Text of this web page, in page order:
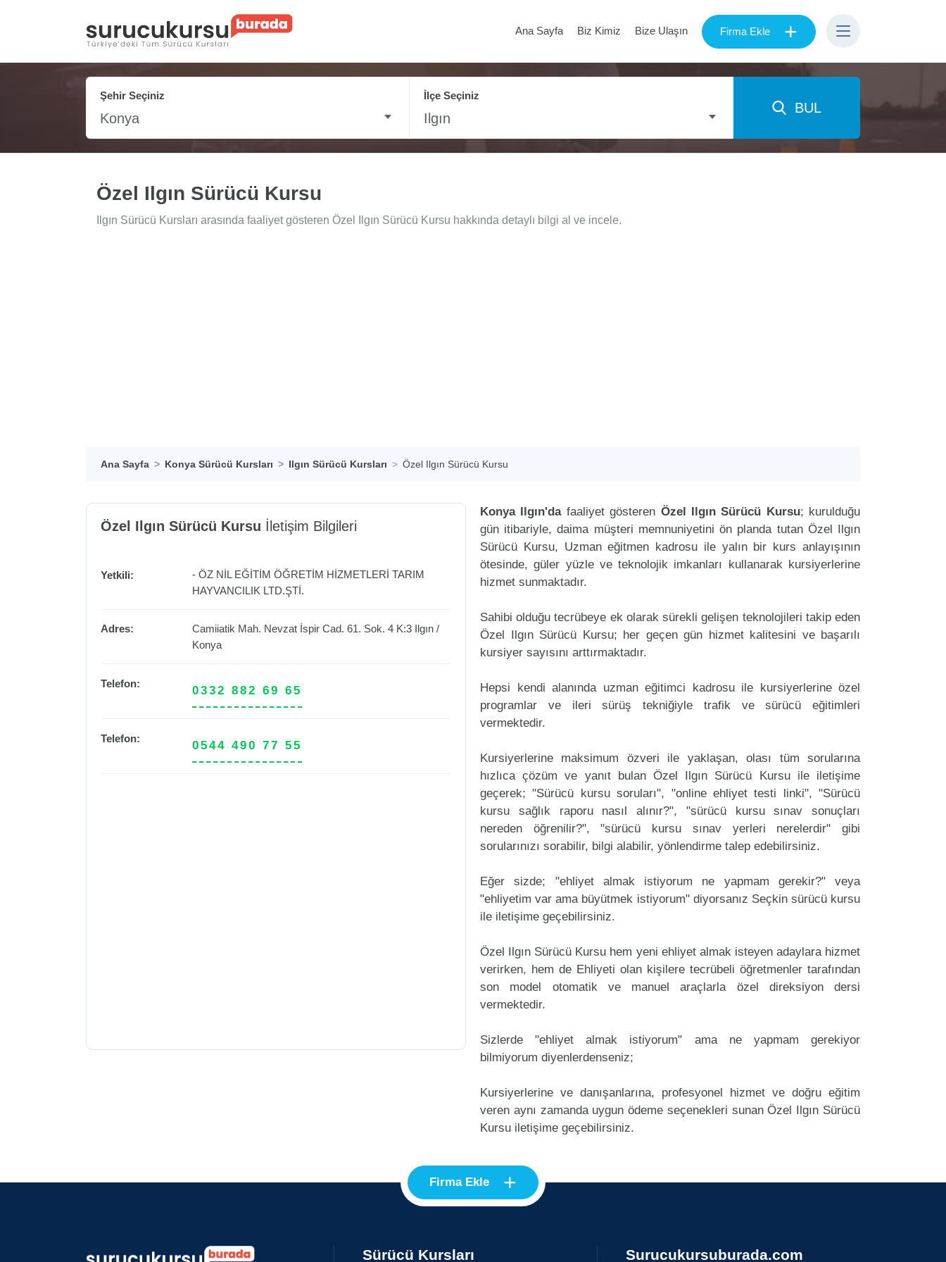
Ana Sayfa Biz Kimiz Bize Ulaşın Firma Ekle +
Şehir Seçiniz
Konya
İlçe Seçiniz
Ilgın
BUL
Özel Ilgın Sürücü Kursu
Ilgın Sürücü Kursları arasında faaliyet gösteren Özel Ilgın Sürücü Kursu hakkında detaylı bilgi al ve incele.
Ana Sayfa Konya Sürücü Kursları Ilgın Sürücü Kursları Özel Ilgın Sürücü Kursu
Özel Ilgın Sürücü Kursu İletişim Bilgileri
Yetkili:
- ÖZ NİL EĞİTİM ÖĞRETİM HİZMETLERİ TARIM
HAYVANCILIK LTD.ŞTİ.
Adres: Camiiatik Mah. Nevzat İspir Cad. 61. Sok. 4 K:3 Ilgın/
Konya
Telefon:
0332 882 69 65
Telefon:
0544 490 77 55
Konya Ilgın'dafaaliyet gösteren Özel Ilgın Sürücü Kursu; kurulduğu
gün itibariyle, daima müşteri memnuniyetini ön planda tutan Özel Ilgın
Sürücü Kursu, Uzman eğitmen kadrosu ile yalın bir kurs anlayışının
ötesinde, güler yüzle ve teknolojik imkanları kullanarak kursiyerlerine
hizmet sunmaktadır.
Sahibi olduğu tecrübeye ek olarak sürekli gelişen teknolojileri takip eden
Özel Ilgın Sürücü Kursu; her geçen gün hizmet kalitesini ve başarılı
kursiyer sayısını arttırmaktadır.
Hepsi kendi alanında uzman eğitimci kadrosu ile kursiyerlerine özel
programlar ve ileri sürüş tekniğiyle trafik ve sürücü eğitimleri
vermektedir.
Kursiyerlerine maksimum özveri ile yaklaşan, olası tüm sorularına
hızlıca çözüm ve yanıt bulan Özel Ilgın Sürücü Kursu ile iletişime
geçerek; "Sürücü kursu soruları", "online ehliyet testi linki", "Sürücü
kursu sağlık raporu nasıl alınır?", "sürücü kursu sınav sonuçları
nereden öğrenilir?", "sürücü kursu sınav yerleri nerelerdir" gibi
sorularınızı sorabilir, bilgi alabilir, yönlendirme talep edebilirsiniz.
Eğer sizde; "ehliyet almak istiyorum ne yapmam gerekir?" veya
"ehliyetim var ama büyütmek istiyorum" diyorsanız Seçkin sürücü kursu
ile iletişime geçebilirsiniz.
Özel Ilgın Sürücü Kursu hem yeni ehliyet almak isteyen adaylara hizmet
verirken, hem de Ehliyeti olan kişilere tecrübeli öğretmenler tarafından
son model otomatik ve manuel araçlarla özel direksiyon dersi
vermektedir.
Sizlerde "ehliyet almak istiyorum" ama ne yapmam gerekiyor
bilmiyorum diyenlerdenseniz;
Kursiyerlerine ve danışanlarına, profesyonel hizmet ve doğru eğitim
veren aynı zamanda uygun ödeme seçenekleri sunan Özel Ilgın Sürücü
Kursu iletişime geçebilirsiniz.
Firma Ekle +
Sürücü Kursları Surucukursuburada.com